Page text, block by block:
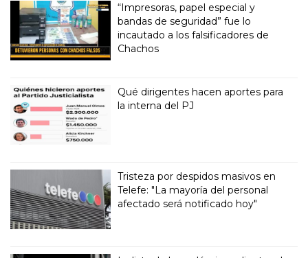
“Impresoras, papel especial y
bandas de seguridad” fue lo
incautado a los falsificadores de
Chachos
Qué dirigentes hacen aportes para
la interna del PJ
Tristeza por despidos masivos en
Telefe: "La mayoría del personal
afectado será notificado hoy"